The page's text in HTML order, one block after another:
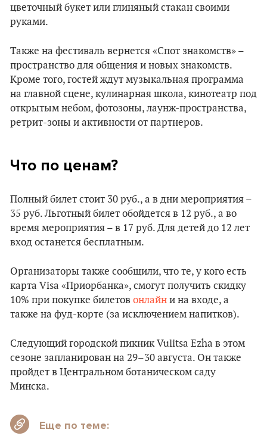
цветочный букет или глиняный стакан своими
руками.
Также на фестиваль вернется «Спот знакомств» –
пространство для общения и новых знакомств.
Кроме того, гостей ждут музыкальная программа
на главной сцене, кулинарная школа, кинотеатр под
открытым небом, фотозоны, лаунж-пространства,
ретрит-зоны и активности от партнеров.
Что по ценам?
Полный билет стоит 30 руб., а в дни мероприятия –
35 руб. Льготный билет обойдется в 12 руб., а во
время мероприятия – в 17 руб. Для детей до 12 лет
вход останется бесплатным.
Организаторы также сообщили, что те, у кого есть
карта Visa «Приорбанка», смогут получить скидку
10% при покупке билетов онлайн и на входе, а
также на фуд-корте (за исключением напитков).
Следующий городской пикник Vulitsa Ezha в этом
сезоне запланирован на 29–30 августа. Он также
пройдет в Центральном ботаническом саду
Минска.
Еще по теме: